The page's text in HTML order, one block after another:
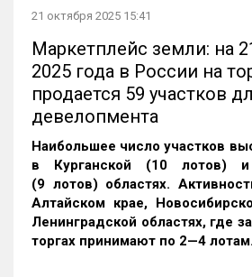
21 октября 2025 15:41
Маркетплейс земли: на
2025 года в России на
продается 59 участков
девелопмента
Наибольшее число участков
в Курганской (10 лотов) и
(9 лотов) областях.
Алтайском крае,
Ленинградской областях, где
торгах принимают по 2—4 лотам.